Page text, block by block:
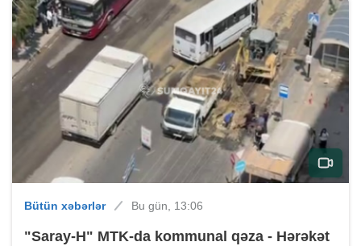
Bütün xəbərlər Bu gün, 13:06
"Saray-H" MTK-da kommunal qəza - Hərəkət